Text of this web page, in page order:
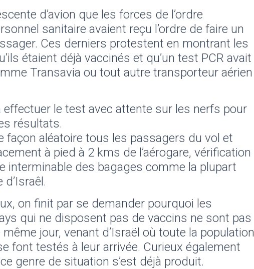
d’avion que les forces de l’ordre
sanitaire avaient reçu l’ordre de faire un
Ces derniers protestent en montrant les
étaient déjà vaccinés et qu’un test PCR avait
Transavia ou tout autre transporteur aérien
effectuer le test avec attente sur les nerfs pour
résultats.
façon aléatoire tous les passagers du vol et
à pied à 2 kms de l’aérogare, vérification
interminable des bagages comme la plupart
on finit par se demander pourquoi les
qui ne disposent pas de vaccins ne sont pas
jour, venant d’Israël où toute la population
font testés à leur arrivée. Curieux également
genre de situation s’est déjà produit.